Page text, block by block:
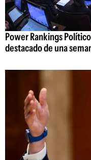
Power Rankings
destacado de una